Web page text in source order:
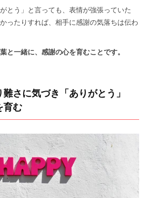
とう」と言っても、表情が強張っていた
ったりすれば、相手に感謝の気落ちは伝わ
と一緒に、感謝の心を育むことです。
難さに気づき「ありがとう」
育む